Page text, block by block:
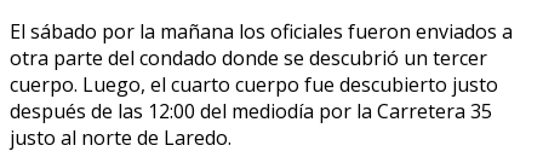
El sábado por la mañana los oficiales fueron enviados a
otra parte del condado donde se descubrió un tercer
cuerpo. Luego, el cuarto cuerpo fue descubierto justo
después de las 12:00 del mediodía por la Carretera 35
justo al norte de Laredo.